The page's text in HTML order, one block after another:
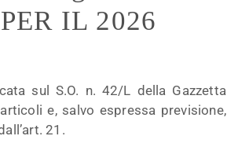
IL 2026
sul S.O. n. 42/L della Gazzetta
e, salvo espressa previsione,
21.